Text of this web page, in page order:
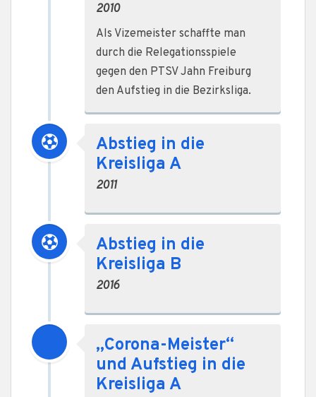
2010
Als Vizemeister schaffte man
durch die Relegationsspiele
gegen den PTSV Jahn Freiburg
den Aufstieg in die Bezirksliga.
Abstieg in die
Kreisliga A
2011
Abstieg in die
Kreisliga B
2016
„Corona-Meister“
und Aufstieg in die
Kreisliga A